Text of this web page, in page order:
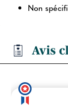
Non
Avis